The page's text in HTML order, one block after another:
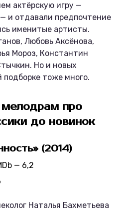
актёрскую игру —
и отдавали предпочтение
именитые артисты.
Любовь Аксёнова,
Мороз, Константин
Но и новых
подборке тоже много.
про
до новинок
(2014)
— 6,2
Наталья Бахметьева